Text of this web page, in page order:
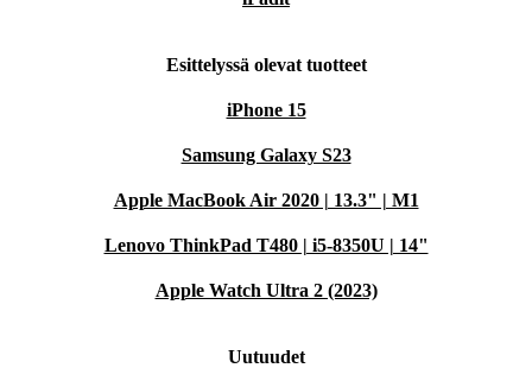
Esittelyssä olevat tuotteet
iPhone 15
Samsung Galaxy S23
Apple MacBook Air 2020 | 13.3" | M1
Lenovo ThinkPad T480 | i5-8350U | 14"
Apple Watch Ultra 2 (2023)
Uutuudet